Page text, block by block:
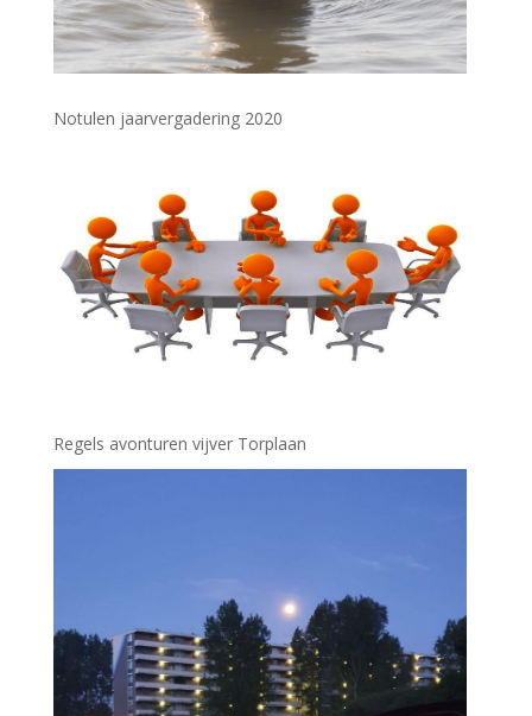
Notulen jaarvergadering 2020
Regels avonturen vijver Torplaan